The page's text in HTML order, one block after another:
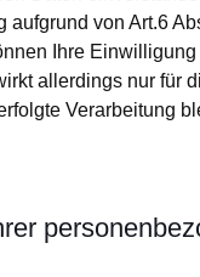
aufgrund von Art.6
Ihre
allerdings nur für
Verarbeitung